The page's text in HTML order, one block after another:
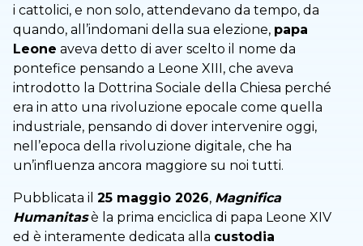
i cattolici, e non solo, attendevano da tempo, da
quando, all’indomani della sua elezione, papa
Leone aveva detto di aver scelto il nome da
pontefice pensando a Leone XIII, che aveva
introdotto la Dottrina Sociale della Chiesa perché
era in atto una rivoluzione epocale come quella
industriale, pensando di dover intervenire oggi,
nell’epoca della rivoluzione digitale, che ha
un’influenza ancora maggiore su noi tutti.
Pubblicata il 25 maggio 2026, Magnifica
Humanitasè la prima enciclica di papa Leone XIV
ed è interamente dedicata alla custodia